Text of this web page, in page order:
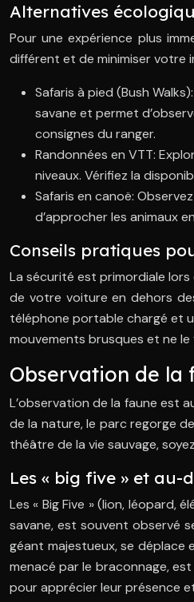
Alternatives
Pour une expérience plus
différent et de minimiser votre
Safaris à pied (Bush
savane et permet
consignes du ranger.
Randonnées en VTT:
niveaux. Vérifiez la
Safaris en canoë:
d’approcher les animaux
Conseils pratiques
La sécurité est primordiale
de votre voiture en dehors
téléphone portable chargé et
mouvements brusques et ne
Observation de la
L’observation de la faune est
de la nature, le parc regorge
théâtre de la vie sauvage,
Les « big five » et
Les « Big Five » (lion, léopard,
savane, est souvent observé
géant majestueux, se déplace
menacé par le braconnage,
pour apprécier leur présence